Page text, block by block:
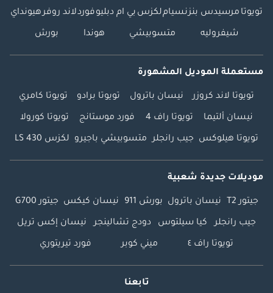
تويوتا مرسيدس بنزنسياملكزس بي ام دبليوفوردلاند روفرهيونداي
شيفروليه متسوبيشي هوندا بورش
مستعملة الموديل المشهورة
تويوتا لاند كروزر نيسان باترول تويوتا برادو تويوتا كامري
نيسان ألتيما تويوتا راف 4 فورد موستانج تويوتا كورولا
تويوتا هيلوكس جيب رانجلر متسوبيشي باجيرو لكزس LS 430
موديلات جديدة شعبية
جيتور T2 نيسان باترول بورش 911 نيسان كيكس جيتور G700
جيب رانجلر كيا سيلتوس دودج تشالينجر نيسان إكس تريل
تويوتا راف ٤ ميني كوبر فورد تيريتوري
تابعنا